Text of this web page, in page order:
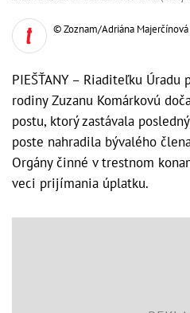
© Zoznam/Adriána Majerčínová
PIEŠŤANY – Riaditeľku Úradu
rodiny Zuzanu Komárkovú
postu, ktorý zastávala
poste nahradila bývalého
Orgány činné v trestnom
veci prijímania úplatku.